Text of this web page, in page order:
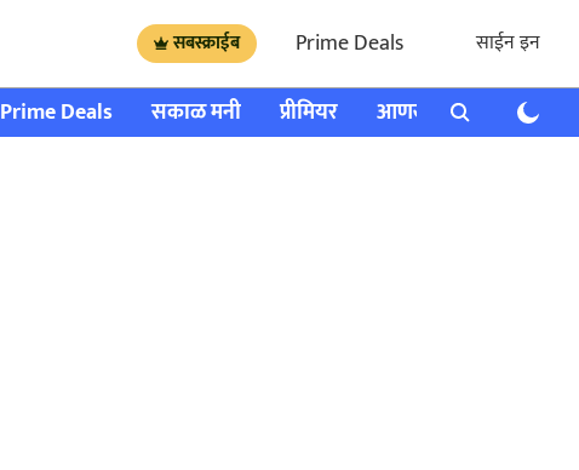
सबस्क्राईब Prime Deals साईन इन
Prime Deals सकाळ मनी प्रीमियर आणखी राशी भविष्य